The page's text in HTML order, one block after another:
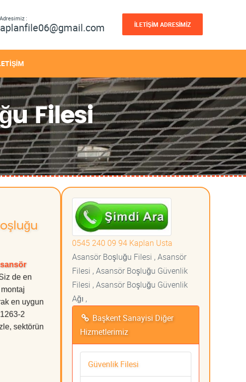
:
İLETİŞİM ADRESİMİZ
Filesi
de en
en uygun
2
sektörün
0545 240 09 94 Kaplan Usta
Asansör Boşluğu Filesi , Asansör
Filesi , Asansör Boşluğu Güvenlik
Filesi , Asansör Boşluğu Güvenlik
Ağı ,
Başkent Sanayisi Diğer
Hizmetlerimiz
Güvenlik Filesi